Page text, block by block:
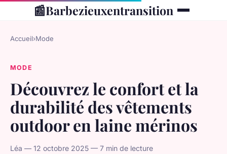
📰Barbezieuxentransition
Accueil›Mode
MODE
Découvrez le confort et la
durabilité des vêtements
outdoor en laine mérinos
Léa — 12 octobre 2025 — 7 min de lecture